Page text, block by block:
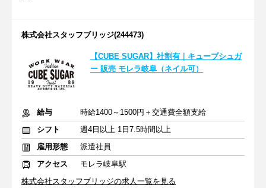
株式会社スタッフブリッジ(244473)
【CUBE SUGAR】社割有｜キューブシュガ
ー 販売 モレラ岐阜（ネイル可）
給与
時給1400～1500円＋交通費全額支給
シフト
週4日以上 1日7.5時間以上
雇用形態
派遣社員
アクセス
モレラ岐阜駅
株式会社スタッフブリッジの求人一覧を見る